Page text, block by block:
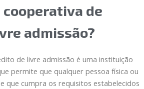
cooperativa de
admissão?
de livre admissão é uma instituição
permite que qualquer pessoa física ou
que cumpra os requisitos estabelecidos